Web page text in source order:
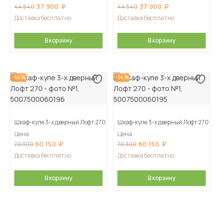
44 540 37 900
Доставка бесплатно
В корзину
44 540 37 900
Доставка бесплатно
В корзину
-14%
Шкаф-купе 3-х дверный Лофт 270
Цена
70 300 60 150
Доставка бесплатно
В корзину
-14%
Шкаф-купе 3-х дверный Лофт 270
Цена
70 300 60 150
Доставка бесплатно
В корзину